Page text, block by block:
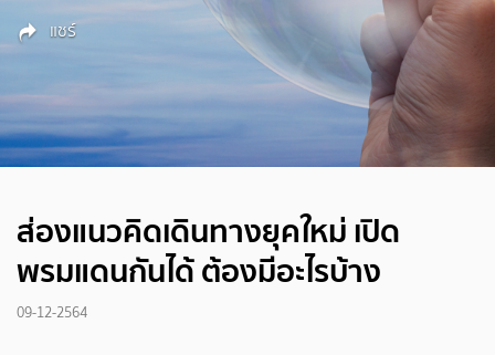
แชร์
ส่องแนวคิดเดินทางยุคใหม่ เปิด
พรมแดนกันได้ ต้องมีอะไรบ้าง
09-12-2564